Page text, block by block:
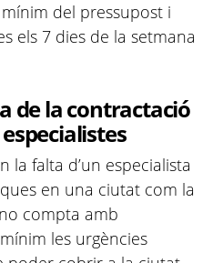
del pressupost i
els 7 dies de la setmana
de la contractació
la falta d’un especialista
en una ciutat com la
compta amb
les urgències